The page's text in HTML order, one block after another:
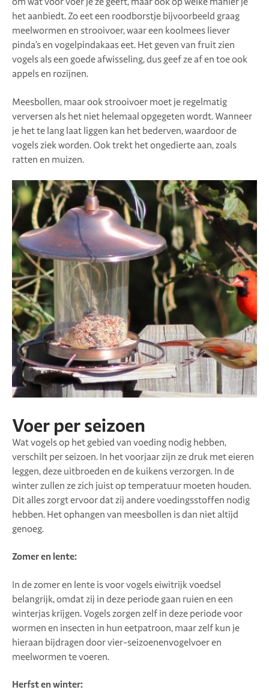
het aanbiedt. Zo eet een roodborstje bijvoorbeeld graag
meelwormen en strooivoer, waar een koolmees liever
pinda’s en vogelpindakaas eet. Het geven van fruit zien
vogels als een goede afwisseling, dus geef ze af en toe ook
appels en rozijnen.
Meesbollen, maar ook strooivoer moet je regelmatig
verversen als het niet helemaal opgegeten wordt. Wanneer
je het te lang laat liggen kan het bederven, waardoor de
vogels ziek worden. Ook trekt het ongedierte aan, zoals
ratten en muizen.
Voer per seizoen
Wat vogels op het gebied van voeding nodig hebben,
verschilt per seizoen. In het voorjaar zijn ze druk met eieren
leggen, deze uitbroeden en de kuikens verzorgen. In de
winter zullen ze zich juist op temperatuur moeten houden.
Dit alles zorgt ervoor dat zij andere voedingsstoffen nodig
hebben. Het ophangen van meesbollen is dan niet altijd
genoeg.
Zomer en lente:
In de zomer en lente is voor vogels eiwitrijk voedsel
belangrijk, omdat zij in deze periode gaan ruien en een
winterjas krijgen. Vogels zorgen zelf in deze periode voor
wormen en insecten in hun eetpatroon, maar zelf kun je
hieraan bijdragen door vier-seizoenenvogelvoer en
meelwormen te voeren.
Herfst en winter: